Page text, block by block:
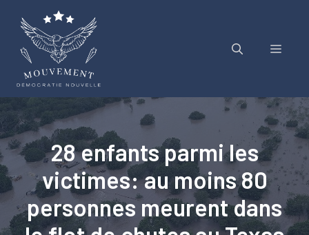
contenu
Menu
28 enfants parmi les
victimes: au moins 80
personnes meurent dans